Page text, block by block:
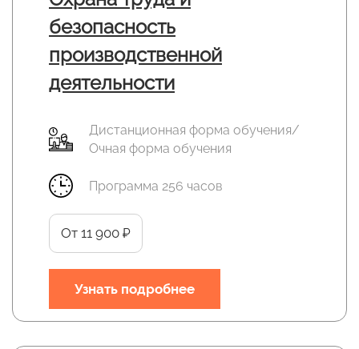
безопасность
производственной
деятельности
Дистанционная форма обучения/
Очная форма обучения
Программа 256 часов
От 11 900 ₽
Узнать подробнее